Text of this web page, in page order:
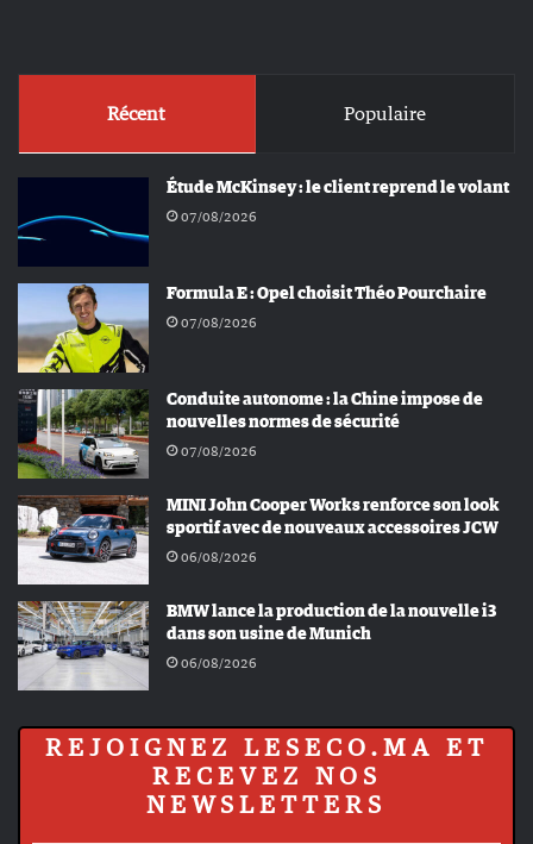
Récent Populaire
Étude McKinsey : le client reprend le volant
07/08/2026
Formula E : Opel choisit Théo Pourchaire
07/08/2026
Conduite autonome : la Chine impose de
nouvelles normes de sécurité
07/08/2026
MINI John Cooper Works renforce son look
sportif avec de nouveaux accessoires JCW
06/08/2026
BMW lance la production de la nouvelle i3
dans son usine de Munich
06/08/2026
REJOIGNEZ LESECO.MA ET
RECEVEZ NOS
NEWSLETTERS